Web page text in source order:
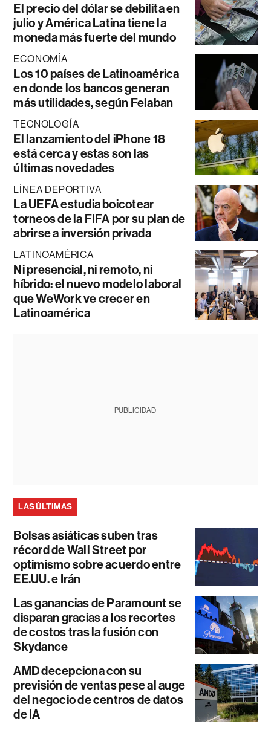
El precio del dólar se debilita en
julio y América Latina tiene la
moneda más fuerte del mundo
ECONOMÍA
Los 10 países de Latinoamérica
en donde los bancos generan
más utilidades, según Felaban
TECNOLOGÍA
El lanzamiento del iPhone 18
está cerca y estas son las
últimas novedades
LÍNEA DEPORTIVA
La UEFA estudia boicotear
torneos de la FIFA por su plan de
abrirse a inversión privada
LATINOAMÉRICA
Ni presencial, ni remoto, ni
híbrido: el nuevo modelo laboral
que WeWork ve crecer en
Latinoamérica
PUBLICIDAD
LAS ÚLTIMAS
Bolsas asiáticas suben tras
récord de Wall Street por
optimismo sobre acuerdo entre
EE.UU. e Irán
Las ganancias de Paramount se
disparan gracias a los recortes
de costos tras la fusión con
Skydance
AMD decepciona con su
previsión de ventas pese al auge
del negocio de centros de datos
de IA